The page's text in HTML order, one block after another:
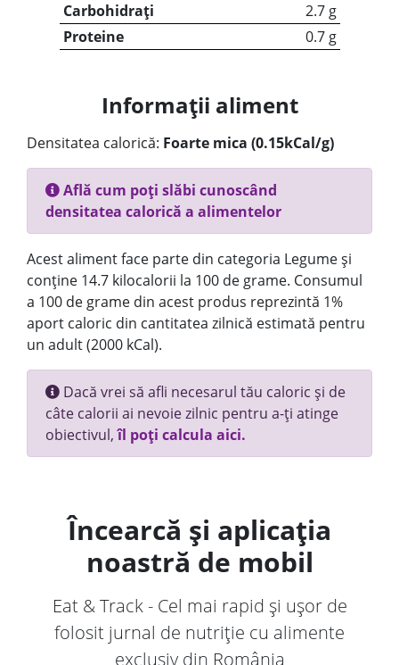
Carbohidrați
2.7 g
Proteine
0.7 g
Informații aliment
Densitatea calorică: Foarte mica (0.15kCal/g)
Află cum poți slăbi cunoscând
densitatea calorică a alimentelor
Acest aliment face parte din categoria Legume și
conține 14.7 kilocalorii la 100 de grame. Consumul
a 100 de grame din acest produs reprezintă 1%
aport caloric din cantitatea zilnică estimată pentru
un adult (2000 kCal).
Dacă vrei să afli necesarul tău caloric și de
câte calorii ai nevoie zilnic pentru a-ți atinge
obiectivul,îl poți calcula aici.
Încearcă și aplicația
noastră de mobil
Eat & Track - Cel mai rapid și ușor de
folosit jurnal de nutriție cu alimente
exclusiv din România